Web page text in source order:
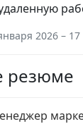
2026 –
резюме